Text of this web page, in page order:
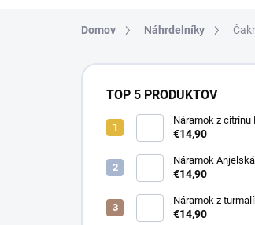
Domov Náhrdelníky
B
TOP 5 PRODUKTOV
Náramok z citrínu
€14,90
Náramok
horského krištáľu |
€14,90
Náramok z
guľôčky) -
€14,90